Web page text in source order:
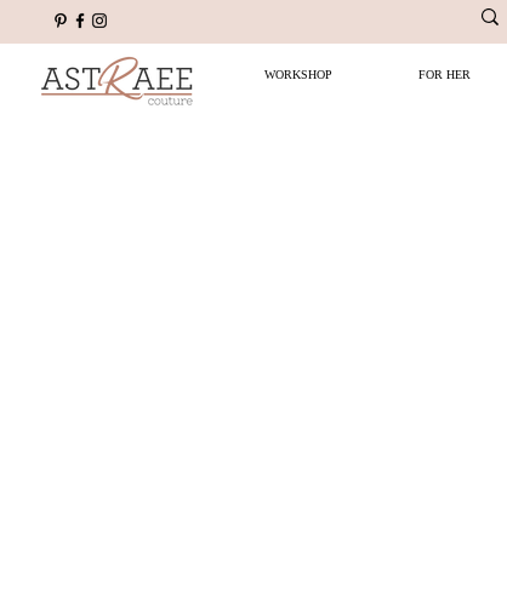
WORKSHOP FOR HER